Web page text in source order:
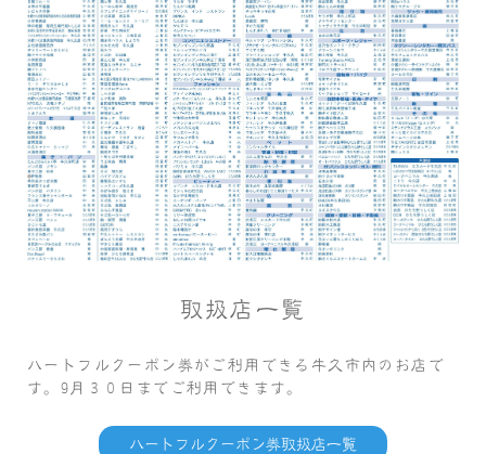
取扱店一覧
ハートフルクーポン券がご利用できる牛久市内のお店で
す。9月３０日までご利用できます。
ハートフルクーポン券取扱店一覧